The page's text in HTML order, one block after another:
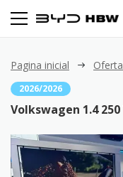
Pagina inicial
2026/2026
Volkswagen 1.4